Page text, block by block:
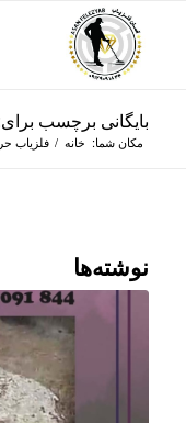
بایگانی برچسب
مکان شما: خانه / فلزیاب
نوشته‌ها